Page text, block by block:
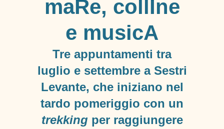
maRe, collIne
e musicA
Tre appuntamenti tra
luglio e settembre a Sestri
Levante, che iniziano nel
tardo pomeriggio con un
trekkingper raggiungere